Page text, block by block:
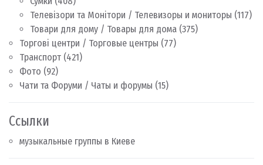
Телевізори та Монітори / Телевизоры и мониторы (117)
Товари для дому / Товары для дома (375)
Торгові центри / Торговые центры (77)
Транспорт (421)
Фото (92)
Чати та Форуми / Чаты и форумы (15)
Ссылки
музыкальные группы в Киеве